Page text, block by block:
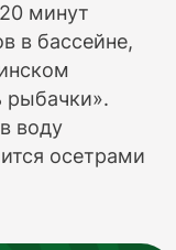
минут
в бассейне,
рыбачки».
воду
осетрами